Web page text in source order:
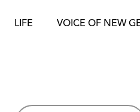
LIFE VOICE OF NEW